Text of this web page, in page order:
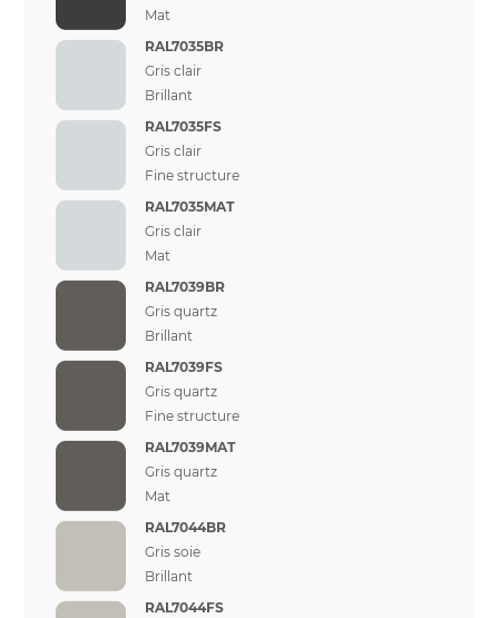
Mat
RAL7035BR
Gris clair
Brillant
RAL7035FS
Gris clair
Fine structure
RAL7035MAT
Gris clair
Mat
RAL7039BR
Gris quartz
Brillant
RAL7039FS
Gris quartz
Fine structure
RAL7039MAT
Gris quartz
Mat
RAL7044BR
Gris soie
Brillant
RAL7044FS